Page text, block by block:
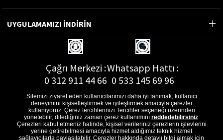
UYGULAMAMIZI İNDİRİN
Çağrı Merkezi :
0 312 911 44 66
Whatsapp Hattı :
0 533 145 69 96
E-Posta Adresi :
musterihizmetleri@gon.com.tr
Sitemizi ziyaret eden kullanıcılarımızı daha iyi tanımak, kullanıcı
deneyimini kişiselleştirmek ve iyileştirmek amacıyla çerezler
kullanıyoruz. Çerez tercihlerinizi Tercihler seçeneği üzerinden
yönetebilir, dilediğiniz zaman çerez kullanımını reddedebilirsiniz.
Çerezleri kabul etmeniz halinde, kişisel verileriniz çerezlerin işlevlerini
yerine getirebilmesi amacıyla hizmet aldığımız teknik hizmet
sağlayıcılarla paylaşılabilir. Çerezler hakkında detaylı bilgi almak için